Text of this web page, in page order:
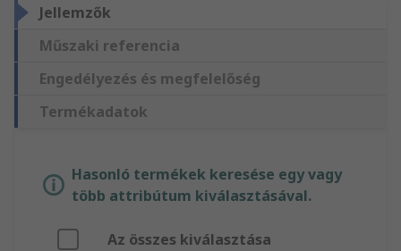
Jellemzők
Műszaki referencia
Engedélyezés és megfelelőség
Termékadatok
Hasonló termékek keresése egy vagy
több attribútum kiválasztásával.
Az összes kiválasztása